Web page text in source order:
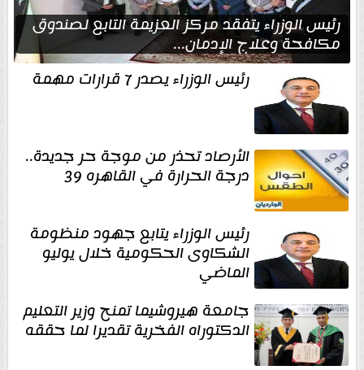
رئيس الوزراء يتفقد مركز العزيمة التابع لصندوق
مكافحة وعلاج الإدمان...
رئيس الوزراء يصدر 7 قرارات مهمة
الأرصاد تحذر من موجة حر جديدة..
درجة الحرارة في القاهره 39
رئيس الوزراء يتابع جهود منظومة
الشكاوى الحكومية خلال يوليو
الماضي
جامعة هيروشيما تمنح وزير التعليم
الدكتوراه الفخرية تقديرا لما حققه